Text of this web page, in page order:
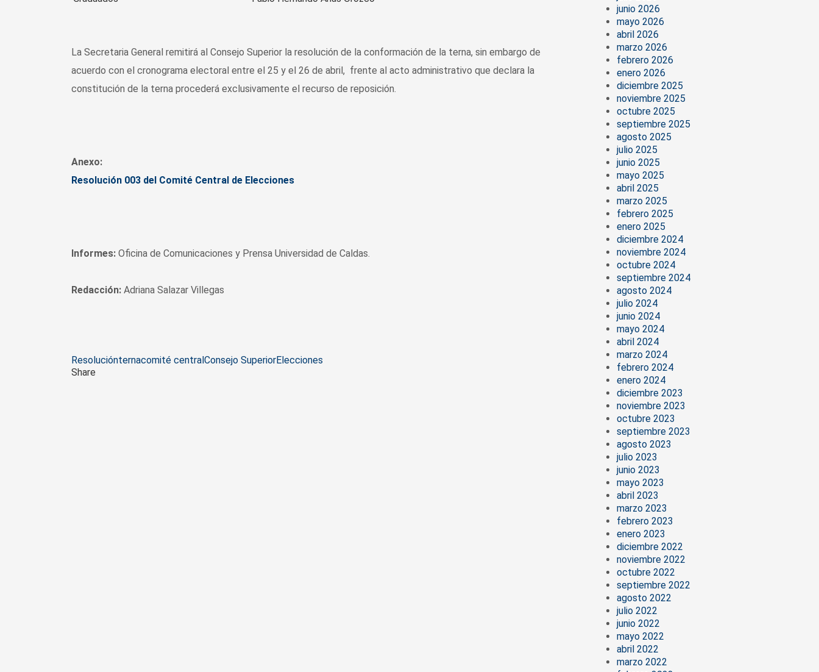
La Secretaria General remitirá al Consejo Superior la resolución de la conformación de la terna, sin embargo de
acuerdo con el cronograma electoral entre el 25 y el 26 de abril, frente al acto administrativo que declara la
constitución de la terna procederá exclusivamente el recurso de reposición.
Anexo:
Resolución 003 del Comité Central de Elecciones
Informes: Oficina de Comunicaciones y Prensa Universidad de Caldas.
Redacción: Adriana Salazar Villegas
Tags
Resoluciónternacomité centralConsejo SuperiorElecciones
Share
junio 2026
mayo 2026
abril 2026
marzo 2026
febrero 2026
enero 2026
diciembre 2025
noviembre 2025
octubre 2025
septiembre 2025
agosto 2025
julio 2025
junio 2025
mayo 2025
abril 2025
marzo 2025
febrero 2025
enero 2025
diciembre 2024
noviembre 2024
octubre 2024
septiembre 2024
agosto 2024
julio 2024
junio 2024
mayo 2024
abril 2024
marzo 2024
febrero 2024
enero 2024
diciembre 2023
noviembre 2023
octubre 2023
septiembre 2023
agosto 2023
julio 2023
junio 2023
mayo 2023
abril 2023
marzo 2023
febrero 2023
enero 2023
diciembre 2022
noviembre 2022
octubre 2022
septiembre 2022
agosto 2022
julio 2022
junio 2022
mayo 2022
abril 2022
marzo 2022